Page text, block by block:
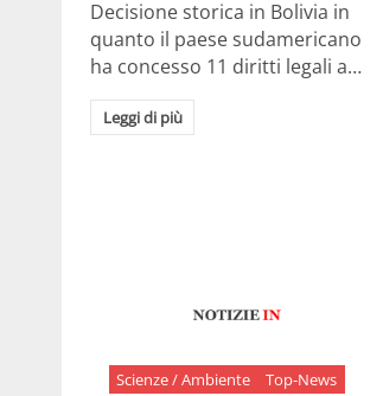
Decisione storica in Bolivia in
quanto il paese sudamericano
ha concesso 11 diritti legali a…
Leggi di più
Scienze / Ambiente Top-News